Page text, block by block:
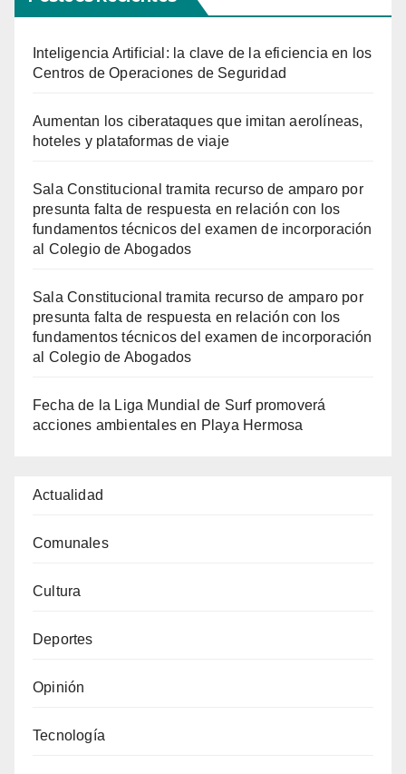
Inteligencia Artificial: la clave de la eficiencia en los
Centros de Operaciones de Seguridad
Aumentan los ciberataques que imitan aerolíneas,
hoteles y plataformas de viaje
Sala Constitucional tramita recurso de amparo por
presunta falta de respuesta en relación con los
fundamentos técnicos del examen de incorporación
al Colegio de Abogados
Sala Constitucional tramita recurso de amparo por
presunta falta de respuesta en relación con los
fundamentos técnicos del examen de incorporación
al Colegio de Abogados
Fecha de la Liga Mundial de Surf promoverá
acciones ambientales en Playa Hermosa
Actualidad
Comunales
Cultura
Deportes
Opinión
Tecnología